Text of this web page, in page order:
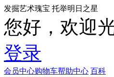
发掘艺术瑰宝 托举明日之星
您好，欢迎
登录
会员中心购物车帮助中心 百科